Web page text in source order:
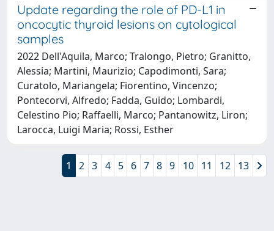
Update regarding the role of PD-L1 in
oncocytic thyroid lesions on cytological
samples
2022 Dell'Aquila, Marco; Tralongo, Pietro; Granitto,
Alessia; Martini, Maurizio; Capodimonti, Sara;
Curatolo, Mariangela; Fiorentino, Vincenzo;
Pontecorvi, Alfredo; Fadda, Guido; Lombardi,
Celestino Pio; Raffaelli, Marco; Pantanowitz, Liron;
Larocca, Luigi Maria; Rossi, Esther
1 2 3 4 5 6 7 8 9 10 11 12 13